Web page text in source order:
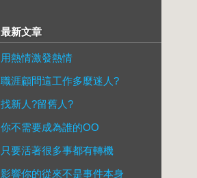
最新文章
用熱情激發熱情
職涯顧問這工作多麼迷人?
找新人?留舊人?
你不需要成為誰的OO
只要活著很多事都有轉機
影響你的從來不是事件本身